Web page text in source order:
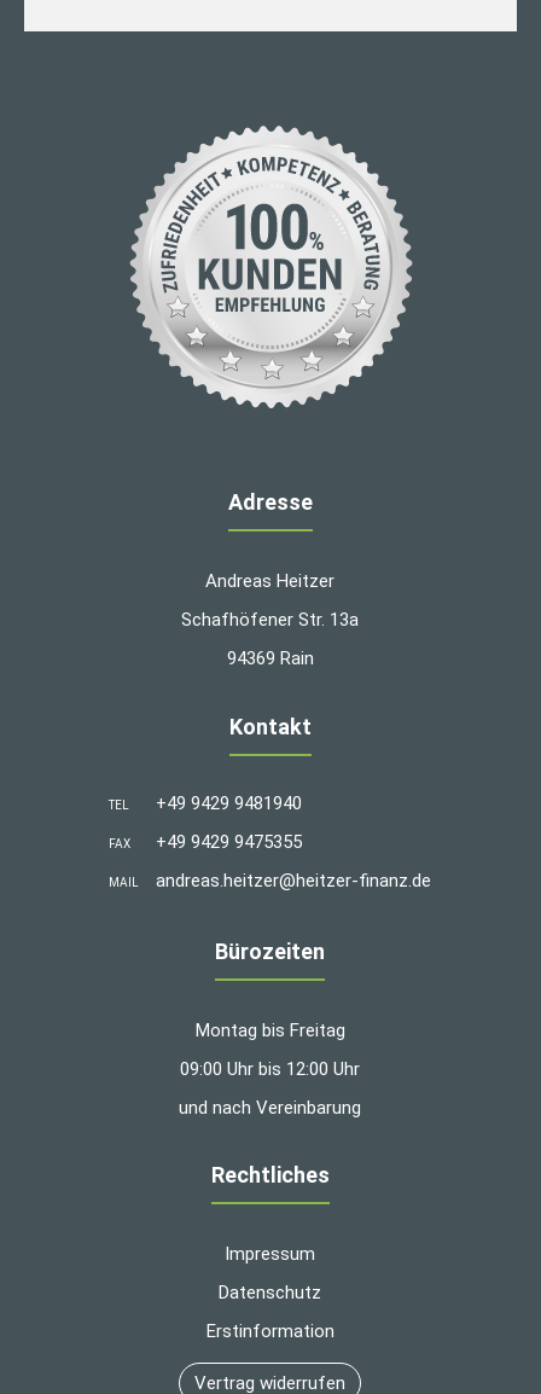
Adresse
Andreas Heitzer
Schafhöfener Str. 13a
94369 Rain
Kontakt
TEL +49 9429 9481940
FAX +49 9429 9475355
MAIL andreas.heitzer@heitzer-finanz.de
Bürozeiten
Montag bis Freitag
09:00 Uhr bis 12:00 Uhr
und nach Vereinbarung
Rechtliches
Impressum
Datenschutz
Erstinformation
Vertrag widerrufen